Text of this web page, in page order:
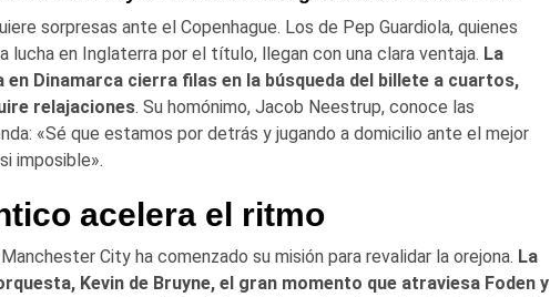
sorpresas ante el Copenhague. Los de Pep Guardiola, quienes
lucha en Inglaterra por el título, llegan con una clara ventaja. La
Dinamarca cierra filas en la búsqueda del billete a cuartos,
relajaciones. Su homónimo, Jacob Neestrup, conoce las
«Sé que estamos por detrás y jugando a domicilio ante el mejor
imposible».
acelera el ritmo
City ha comenzado su misión para revalidar la orejona. La
Kevin de Bruyne, el gran momento que atraviesa Foden y